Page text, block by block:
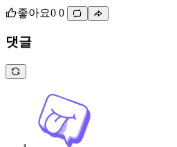
좋아요0 0
댓글